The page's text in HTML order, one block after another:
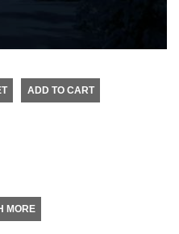
ADD TO CART
MORE